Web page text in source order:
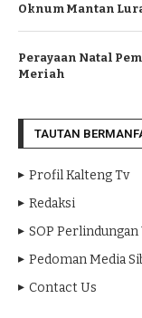
Oknum Mantan
Perayaan Natal
Meriah
TAUTAN
Profil Kalteng Tv
Redaksi
SOP
Pedoman Media
Contact Us